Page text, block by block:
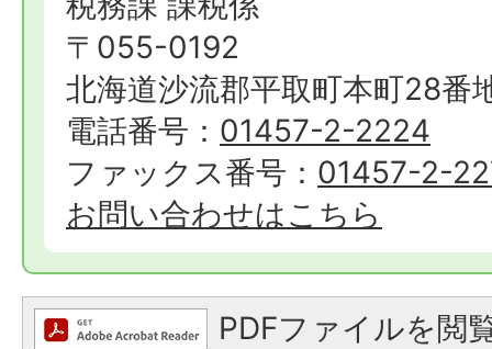
〒055-0192
北海道沙流郡平取町本町28番
電話番号： 01457-2-2224
ファックス番号： 01457-2-
お問い合わせはこちら
PDFファイルを閲